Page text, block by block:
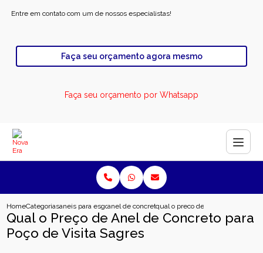
Entre em contato com um de nossos especialistas!
Faça seu orçamento agora mesmo
Faça seu orçamento por Whatsapp
HomeCategoriasaneis para esgotoanel de concreto para rodoviaqual o preco de anel de concreto
Qual o Preço de Anel de Concreto para
Poço de Visita Sagres